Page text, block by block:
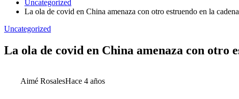
Uncategorized
La ola de covid en China amenaza con otro estruendo en la
Uncategorized
La ola de covid en China amenaza con otro
Aimé RosalesHace 4 años